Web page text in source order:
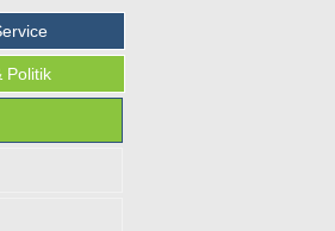
Politik